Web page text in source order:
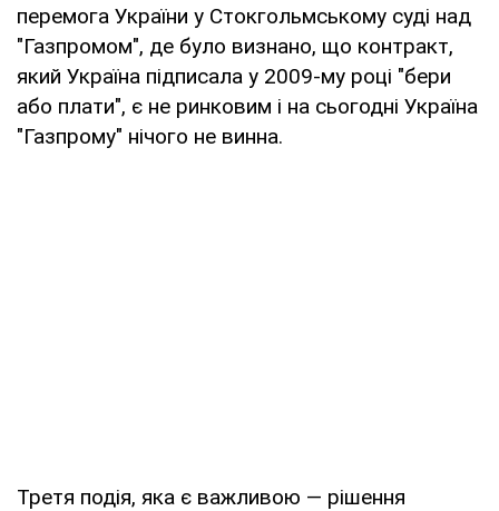
перемога України у Стокгольмському суді над
"Газпромом", де було визнано, що контракт,
який Україна підписала у 2009-му році "бери
або плати", є не ринковим і на сьогодні Україна
"Газпрому" нічого не винна.
Третя подія, яка є важливою — рішення